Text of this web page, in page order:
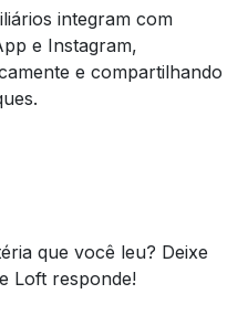
integram com
e Instagram,
e compartilhando
que você leu? Deixe
Loft responde!